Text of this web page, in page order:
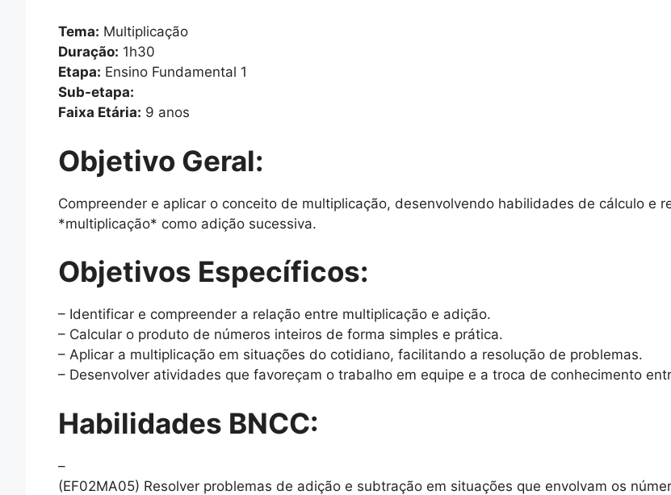
Tema: Multiplicação
Duração: 1h30
Etapa: Ensino Fundamental 1
Sub-etapa:
Faixa Etária: 9 anos
Objetivo Geral:
Compreender e aplicar o conceito de multiplicação, desenvolvendo habilidades de cálculo e
*multiplicação* como adição sucessiva.
Objetivos Específicos:
– Identificar e compreender a relação entre multiplicação e adição.
– Calcular o produto de números inteiros de forma simples e prática.
– Aplicar a multiplicação em situações do cotidiano, facilitando a resolução de problemas.
– Desenvolver atividades que favoreçam o trabalho em equipe e a troca de conhecimento
Habilidades BNCC:
–
(EF02MA05) Resolver problemas de adição e subtração em situações que envolvam os